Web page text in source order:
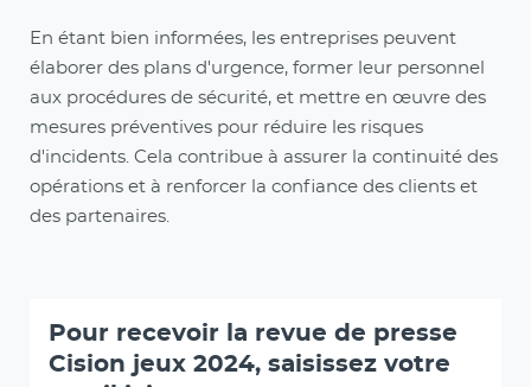
En étant bien informées, les entreprises peuvent
élaborer des plans d'urgence, former leur personnel
aux procédures de sécurité, et mettre en œuvre des
mesures préventives pour réduire les risques
d'incidents. Cela contribue à assurer la continuité des
opérations et à renforcer la confiance des clients et
des partenaires.
Pour recevoir la revue de presse
Cision jeux 2024, saisissez votre